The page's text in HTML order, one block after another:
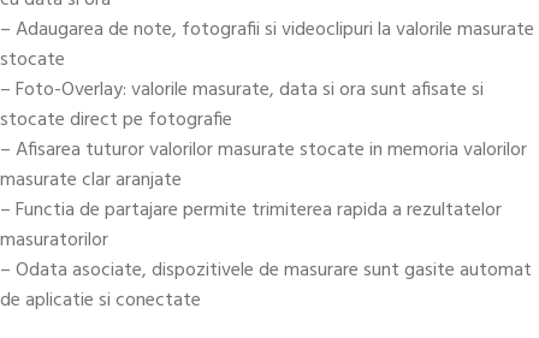
– Adaugarea de note, fotografii si videoclipuri la valorile masurate
stocate
– Foto-Overlay: valorile masurate, data si ora sunt afisate si
stocate direct pe fotografie
– Afisarea tuturor valorilor masurate stocate in memoria valorilor
masurate clar aranjate
– Functia de partajare permite trimiterea rapida a rezultatelor
masuratorilor
– Odata asociate, dispozitivele de masurare sunt gasite automat
de aplicatie si conectate